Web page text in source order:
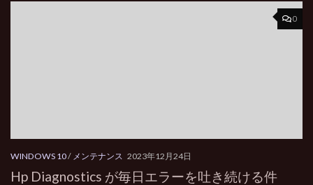
0
WINDOWS 10/ メンテナンス 2023年12月24日
Hp Diagnostics が毎日エラーを吐き続ける件